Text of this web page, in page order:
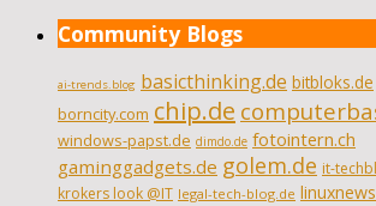
Community Blogs
ai-trends.blog basicthinking.de bitbloks.de
borncity.com chip.de
windows-papst.de dimdo.de fotointern.ch
gaminggadgets.de golem.de it-
krokers look @IT legal-tech-blog.de